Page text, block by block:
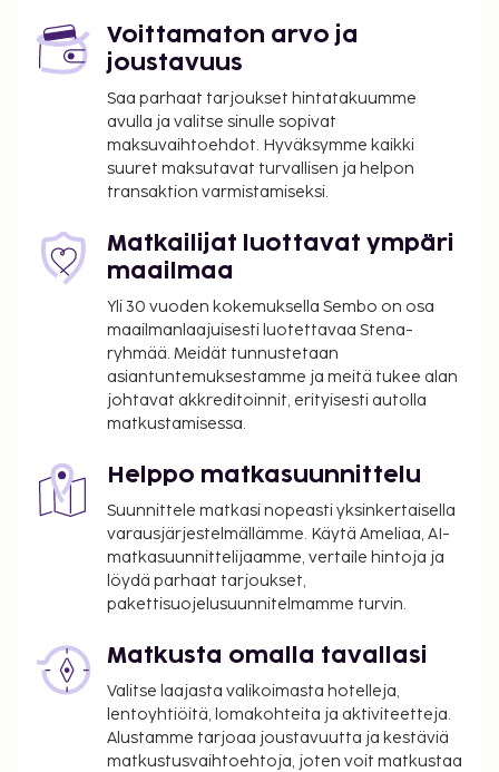
Voittamaton arvo ja
joustavuus
Saa parhaat tarjoukset hintatakuumme
avulla ja valitse sinulle sopivat
maksuvaihtoehdot. Hyväksymme kaikki
suuret maksutavat turvallisen ja helpon
transaktion varmistamiseksi.
Matkailijat luottavat ympäri
maailmaa
Yli 30 vuoden kokemuksella Sembo on osa
maailmanlaajuisesti luotettavaa Stena-
ryhmää. Meidät tunnustetaan
asiantuntemuksestamme ja meitä tukee alan
johtavat akkreditoinnit, erityisesti autolla
matkustamisessa.
Helppo matkasuunnittelu
Suunnittele matkasi nopeasti yksinkertaisella
varausjärjestelmällämme. Käytä Ameliaa, AI-
matkasuunnittelijaamme, vertaile hintoja ja
löydä parhaat tarjoukset,
pakettisuojelusuunnitelmamme turvin.
Matkusta omalla tavallasi
Valitse laajasta valikoimasta hotelleja,
lentoyhtiöitä, lomakohteita ja aktiviteetteja.
Alustamme tarjoaa joustavuutta ja kestäviä
matkustusvaihtoehtoja, joten voit matkustaa